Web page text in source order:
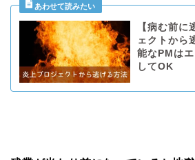
【病む前に
ェクトから
能なPMは
してOK